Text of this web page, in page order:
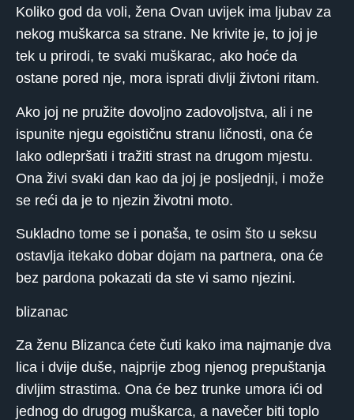
Koliko god da voli, žena Ovan uvijek ima ljubav za
nekog muškarca sa strane. Ne krivite je, to joj je
tek u prirodi, te svaki muškarac, ako hoće da
ostane pored nje, mora isprati divlji živtoni ritam.
Ako joj ne pružite dovoljno zadovoljstva, ali i ne
ispunite njegu egoističnu stranu ličnosti, ona će
lako odlepršati i tražiti strast na drugom mjestu.
Ona živi svaki dan kao da joj je posljednji, i može
se reći da je to njezin životni moto.
Sukladno tome se i ponaša, te osim što u seksu
ostavlja itekako dobar dojam na partnera, ona će
bez pardona pokazati da ste vi samo njezini.
blizanac
Za ženu Blizanca ćete čuti kako ima najmanje dva
lica i dvije duše, najprije zbog njenog prepuštanja
divljim strastima. Ona će bez trunke umora ići od
jednog do drugog muškarca, a navečer biti toplo